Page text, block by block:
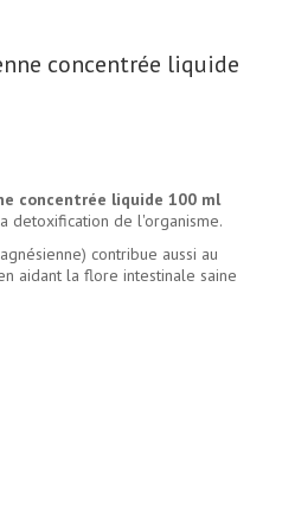
concentrée liquide
concentrée liquide 100 ml
detoxification de l'organisme.
contribue aussi au
aidant la flore intestinale saine